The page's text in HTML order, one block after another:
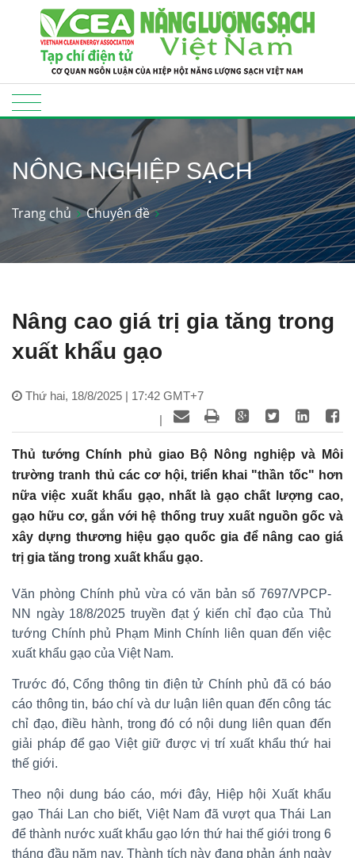
NÔNG NGHIỆP SẠCH
Trang chủ Chuyên đề
Nâng cao giá trị gia tăng trong
xuất khẩu gạo
Thứ hai, 18/8/2025 | 17:42 GMT+7
|
Thủ tướng Chính phủ giao Bộ Nông nghiệp và Môi
trường tranh thủ các cơ hội, triển khai "thần tốc" hơn
nữa việc xuất khẩu gạo, nhất là gạo chất lượng cao,
gạo hữu cơ, gắn với hệ thống truy xuất nguồn gốc và
xây dựng thương hiệu gạo quốc gia để nâng cao giá
trị gia tăng trong xuất khẩu gạo.
Văn phòng Chính phủ vừa có văn bản số 7697/VPCP-
NN ngày 18/8/2025 truyền đạt ý kiến chỉ đạo của Thủ
tướng Chính phủ Phạm Minh Chính liên quan đến việc
xuất khẩu gạo của Việt Nam.
Trước đó, Cổng thông tin điện tử Chính phủ đã có báo
cáo thông tin, báo chí và dư luận liên quan đến công tác
chỉ đạo, điều hành, trong đó có nội dung liên quan đến
giải pháp để gạo Việt giữ được vị trí xuất khẩu thứ hai
thế giới.
Theo nội dung báo cáo, mới đây, Hiệp hội Xuất khẩu
gạo Thái Lan cho biết, Việt Nam đã vượt qua Thái Lan
để thành nước xuất khẩu gạo lớn thứ hai thế giới trong 6
tháng đầu năm nay. Thành tích này đang phản ánh ngày